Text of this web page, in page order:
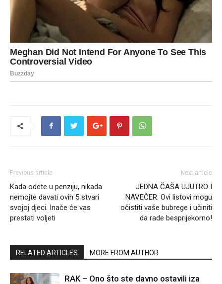
Previous article
Kada odete u penziju, nikada
nemojte davati ovih 5 stvari
svojoj djeci. Inače će vas
prestati voljeti
Next article
JEDNA ČAŠA UJUTRO I
NAVEČER: Ovi listovi mogu
očistiti vaše bubrege i učiniti
da rade besprijekorno!
RELATED ARTICLES MORE FROM AUTHOR
RAK – Ono što ste davno ostavili iza